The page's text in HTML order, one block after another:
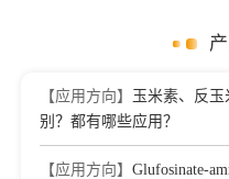
【应用方向】
玉米素、反
别？都有哪些应用？
【应用方向】 Glufosinate-